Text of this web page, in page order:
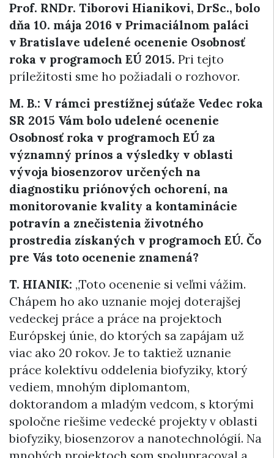
Prof. RNDr. Tiborovi Hianikovi, DrSc., bolo
dňa 10. mája 2016 v Primaciálnom paláci
v Bratislave udelené ocenenie Osobnosť
roka v programoch EÚ 2015. Pri tejto
príležitosti sme ho požiadali o rozhovor.
M. B.: V rámci prestížnej súťaže Vedec roka
SR 2015 Vám bolo udelené ocenenie
Osobnosť roka v programoch EÚ za
významný prínos a výsledky v oblasti
vývoja biosenzorov určených na
diagnostiku priónových ochorení, na
monitorovanie kvality a kontaminácie
potravín a znečistenia životného
prostredia získaných v programoch EÚ. Čo
pre Vás toto ocenenie znamená?
T. HIANIK: „Toto ocenenie si veľmi vážim.
Chápem ho ako uznanie mojej doterajšej
vedeckej práce a práce na projektoch
Európskej únie, do ktorých sa zapájam už
viac ako 20 rokov. Je to taktiež uznanie
práce kolektívu oddelenia biofyziky, ktorý
vediem, mnohým diplomantom,
doktorandom a mladým vedcom, s ktorými
spoločne riešime vedecké projekty v oblasti
biofyziky, biosenzorov a nanotechnológií. Na